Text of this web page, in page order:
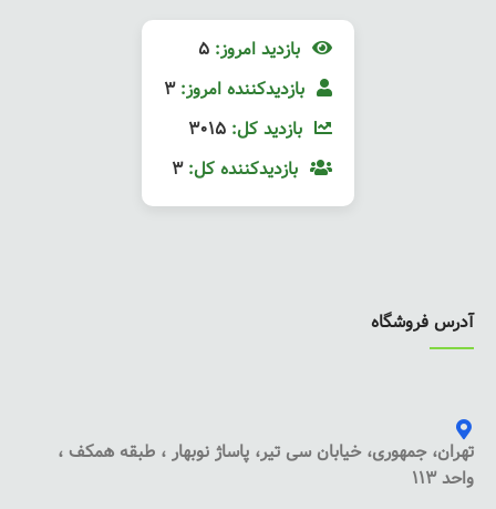
بازدید امروز:
بازدیدکننده امروز: 3
بازدید کل:
بازدیدکننده کل: 3
آدرس فروشگاه
تهران، جمهوری، خیابان سی تیر، پاساژ نوبهار ، طبقه همکف ،
واحد 113